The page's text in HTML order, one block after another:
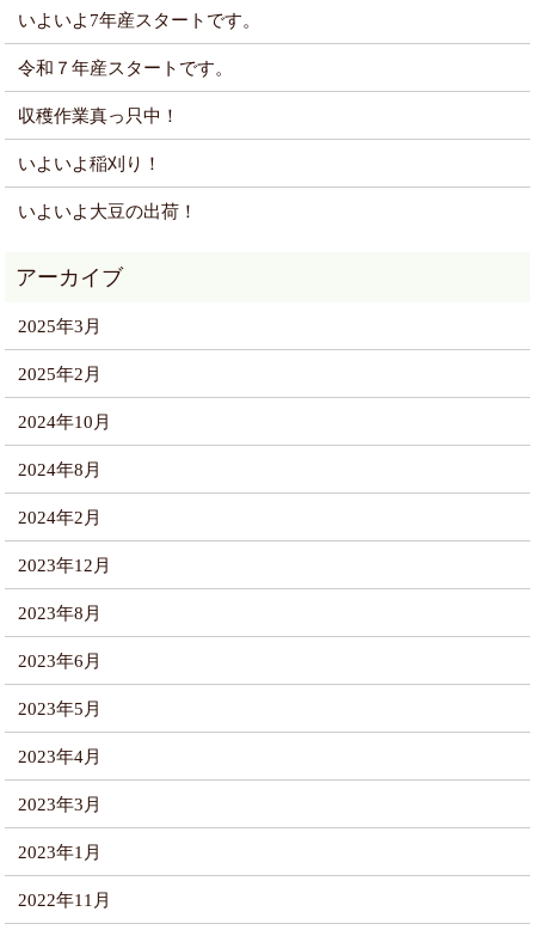
いよいよ7年産スタートです。
令和７年産スタートです。
収穫作業真っ只中！
いよいよ稲刈り！
いよいよ大豆の出荷！
2025年3月
2025年2月
2024年10月
2024年8月
2024年2月
2023年12月
2023年8月
2023年6月
2023年5月
2023年4月
2023年3月
2023年1月
2022年11月